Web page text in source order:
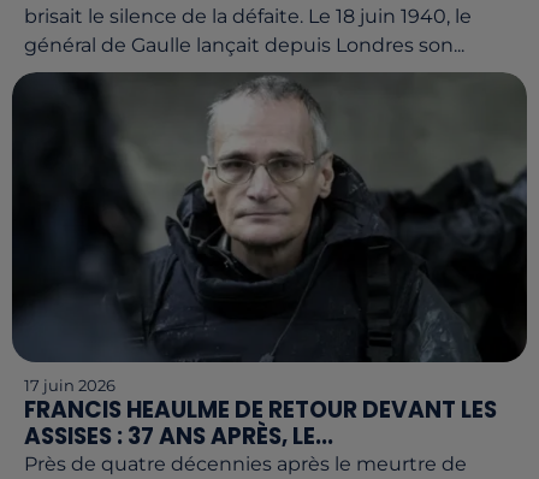
brisait le silence de la défaite. Le 18 juin 1940, le
général de Gaulle lançait depuis Londres son...
17 juin 2026
FRANCIS HEAULME DE RETOUR DEVANT LES
ASSISES : 37 ANS APRÈS, LE...
Près de quatre décennies après le meurtre de